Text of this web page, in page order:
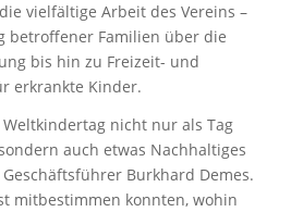
vielfältige Arbeit des Vereins –
betroffener Familien über die
bis hin zu Freizeit- und
erkrankte Kinder.
nicht nur als Tag
auch etwas Nachhaltiges
Burkhard Demes.
mitbestimmen konnten, wohin